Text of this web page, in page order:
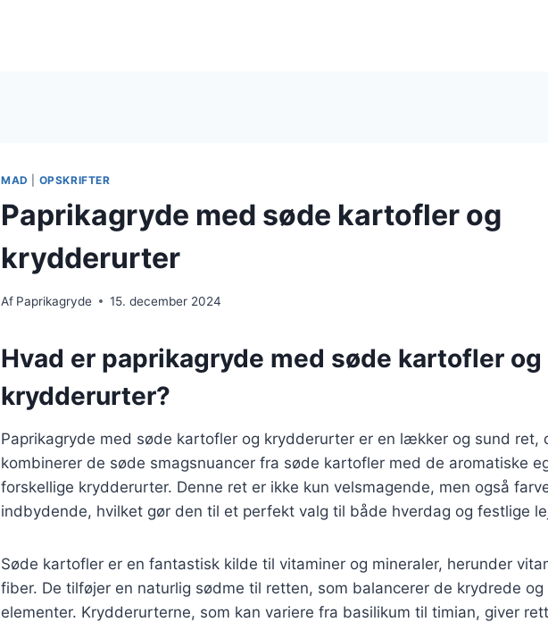
MAD OPSKRIFTER
Paprikagryde med søde kartofler og
krydderurter
Af Paprikagryde 15. december 2024
Hvad er paprikagryde med søde kartofler og
krydderurter?
Paprikagryde med søde kartofler og krydderurter er en lækker og sund ret,
kombinerer de søde smagsnuancer fra søde kartofler med de aromatiske
forskellige krydderurter. Denne ret er ikke kun velsmagende, men også
indbydende, hvilket gør den til et perfekt valg til både hverdag og festlige
Søde kartofler er en fantastisk kilde til vitaminer og mineraler, herunder
fiber. De tilføjer en naturlig sødme til retten, som balancerer de krydrede og
elementer. Krydderurterne, som kan variere fra basilikum til timian, giver